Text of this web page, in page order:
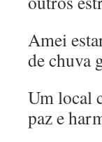
Amei
de chuva
Um local
paz e